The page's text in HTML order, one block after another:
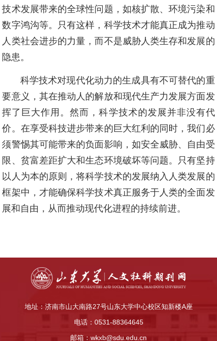
技术发展带来的全球性问题，如核扩散、环境污染和
数字鸿沟等。只有这样，科学技术才能真正成为推动
人类社会进步的力量，而不是威胁人类生存和发展的
隐患。
科学技术对现代化动力的生成具有不可替代的重
要意义，其在推动人的解放和现代生产力发展方面发
挥了巨大作用。然而，科学技术的发展并非没有代
价。在享受科技进步带来的巨大红利的同时，我们必
须警惕其可能带来的负面影响，如安全威胁、自由受
限、贫富差距扩大和生态环境破坏等问题。只有坚持
以人为本的原则，将科学技术的发展纳入人类发展的
框架中，才能确保科学技术真正服务于人类的全面发
展和自由，从而推动现代化进程的持续前进。
地址：济南市山大南路27号山东大学中心校区知新楼A座
电话：0531-88364645
邮箱：wkxb@sdu.edu.cn